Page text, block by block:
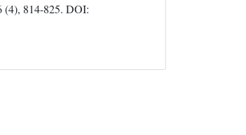
(4), 814-825. DOI: